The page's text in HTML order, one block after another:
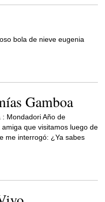
bola de nieve eugenia
Gamboa
: Mondadori Año de
que visitamos luego de
me interrogó: ¿Ya sabes